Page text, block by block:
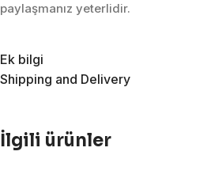
paylaşmanız yeterlidir.
Ek bilgi
Shipping and Delivery
İlgili ürünler